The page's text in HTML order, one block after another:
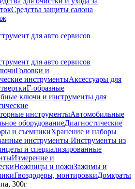
Средства защиты салона
для авто сервисов
для авто сервисов
Головки и
инструментыАксессуары для
Г-образные
ключи и инструменты для
инструментыАвтомобильные
оборудованиеДиагностические
и съемникиХранение и наборы
инструменты Инструменты из
и специализированные
Измерение и
Ножницы и ножиЗажимы и
Гвоздодеры, монтировкиДомкраты
300г